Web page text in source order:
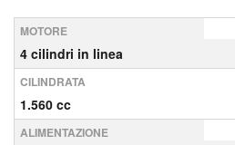
MOTORE
4 cilindri in linea
CILINDRATA
1.560 cc
ALIMENTAZIONE